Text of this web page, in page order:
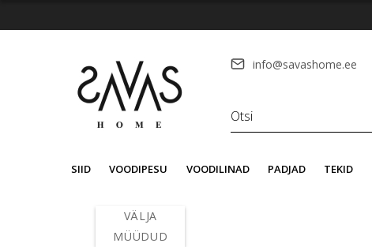
info@savashome.ee
SIID VOODIPESU VOODILINAD PADJAD TEKID
VÄLJA
MÜÜDUD